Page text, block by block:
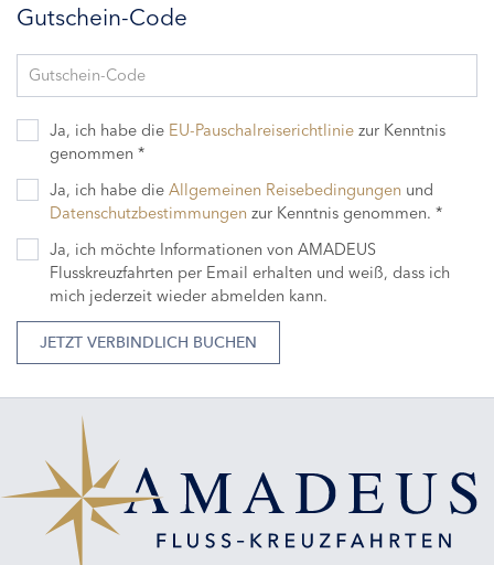
Gutschein-Code
Gutschein-Code
Ja, ich habe die EU-Pauschalreiserichtlinie zur Kenntnis
genommen *
Ja, ich habe die Allgemeinen Reisebedingungen und
Datenschutzbestimmungen zur Kenntnis genommen. *
Ja, ich möchte Informationen von AMADEUS
Flusskreuzfahrten per Email erhalten und weiß, dass ich
mich jederzeit wieder abmelden kann.
JETZT VERBINDLICH BUCHEN